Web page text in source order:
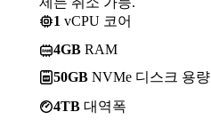
1 vCPU 코어
4GB RAM
50GB NVMe 디스크 용량
4TB 대역폭